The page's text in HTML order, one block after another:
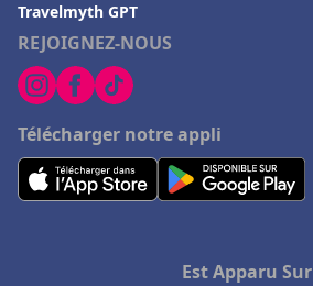
REJOIGNEZ-NOUS
Télécharger notre appli
Travelmyth GPT
Est Apparu Sur